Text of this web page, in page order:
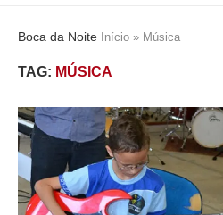
Boca da Noite Início » Música
TAG: MÚSICA